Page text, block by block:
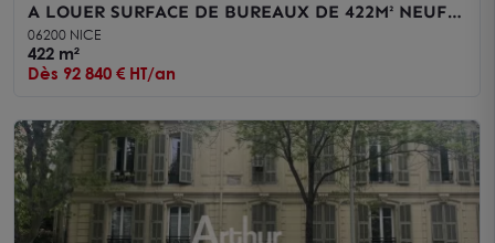
A LOUER SURFACE DE BUREAUX DE 422M² NEUFS
AMENAGES DANS IMMEUBLE DERNIERE
GENERATION
06200 NICE
422 m²
Dès 92 840 € HT/an